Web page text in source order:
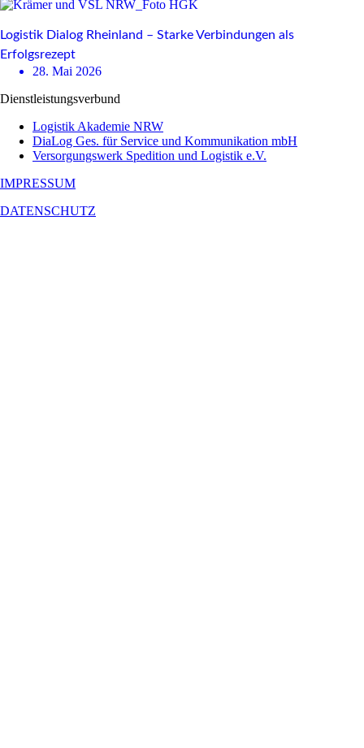
Logistik Dialog Rheinland – Starke Verbindungen als
Erfolgsrezept
28. Mai 2026
Dienstleistungsverbund
Logistik Akademie NRW
DiaLog Ges. für Service und Kommunikation mbH
Versorgungswerk Spedition und Logistik e.V.
IMPRESSUM
DATENSCHUTZ